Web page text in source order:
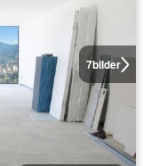
7bilder